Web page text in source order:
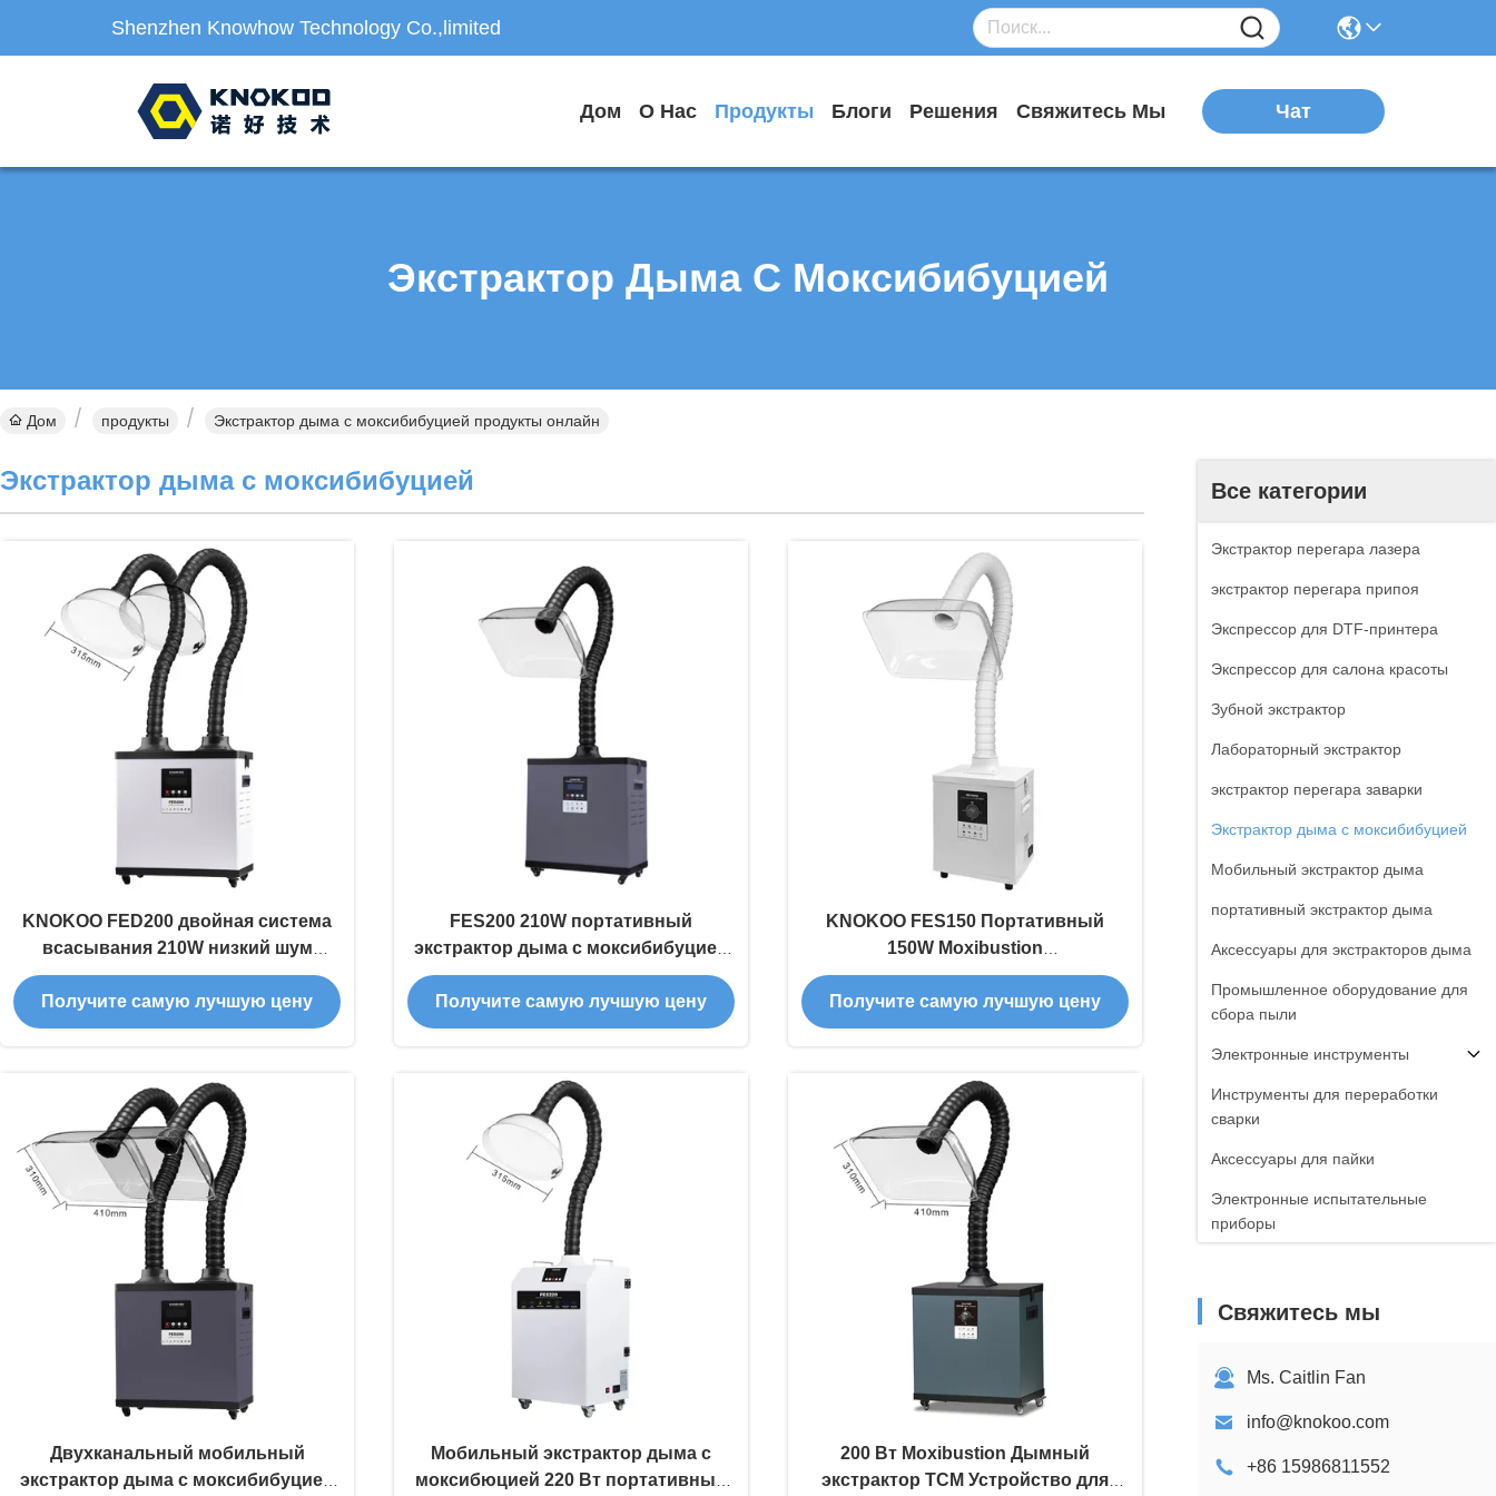
Shenzhen Knowhow Technology Co.,limited
Дом О Нас Продукты Блоги Решения Свяжитесь Мы Чат
Экстрактор Дыма С Моксибибуцией
Дом продукты Экстрактор дыма с моксибибуцией продукты онлайн
Все категории
Экстрактор перегара лазера
экстрактор перегара припоя
Экспрессор для DTF-принтера
Экспрессор для салона красоты
Зубной экстрактор
Лабораторный экстрактор
экстрактор перегара заварки
Экстрактор дыма с моксибибуцией
Мобильный экстрактор дыма
портативный экстрактор дыма
Аксессуары для экстракторов дыма
Промышленное оборудование для
сбора пыли
Электронные инструменты
Инструменты для переработки
сварки
Аксессуары для пайки
Электронные испытательные
приборы
Свяжитесь мы
Ms. Caitlin Fan
info@knokoo.com
+86 15986811552
Экстрактор дыма с моксибибуцией
KNOKOO FED200 двойная система
всасывания 210W низкий шум
сварочный вытягиватель дыма
вытягиватель дыма
Получите самую лучшую цену
FES200 210W портативный
экстрактор дыма с моксибибуцией
с тихой работой для салонов и
клиник
Получите самую лучшую цену
KNOKOO FES150 Портативный
150W Moxibustion
дымовытягиватель с 3-
ступенчатым фильтром для чистого
воздуха в терапевтических
Получите самую лучшую цену
Двухканальный мобильный
экстрактор дыма с моксибибуцией
Мобильный экстрактор дыма с
моксибюцией 220 Вт портативный
200 Вт Moxibustion Дымный
экстрактор TCM Устройство для